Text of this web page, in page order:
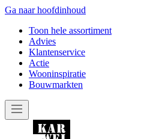
Ga naar hoofdinhoud
Toon hele assortiment
Advies
Klantenservice
Actie
Wooninspiratie
Bouwmarkten